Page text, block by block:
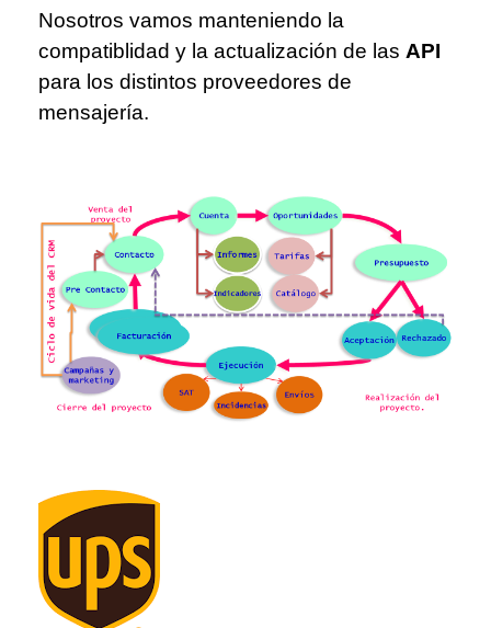
Nosotros vamos manteniendo la
compatiblidad y la actualización de las API
para los distintos proveedores de
mensajería.